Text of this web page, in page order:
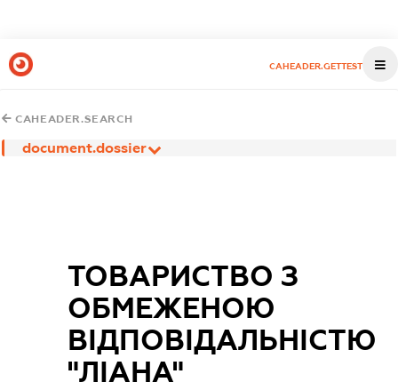
CAHEADER.GETTEST
CAHEADER.SEARCH
document.dossier
ТОВАРИСТВО З
ОБМЕЖЕНОЮ
ВІДПОВІДАЛЬНІСТЮ
"ЛІАНА"